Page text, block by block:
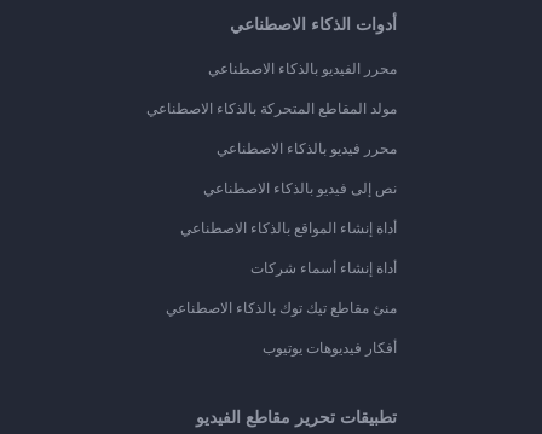
أدوات الذكاء الاصطناعي
محرر الفيديو بالذكاء الاصطناعي
مولد المقاطع المتحركة بالذكاء الاصطناعي
محرر فيديو بالذكاء الاصطناعي
نص إلى فيديو بالذكاء الاصطناعي
أداة إنشاء المواقع بالذكاء الاصطناعي
أداة إنشاء أسماء شركات
منئ مقاطع تيك توك بالذكاء الاصطناعي
أفكار فيديوهات يوتيوب
تطبيقات تحرير مقاطع الفيديو